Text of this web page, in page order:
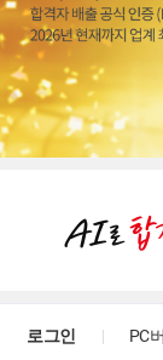
로그인 PC